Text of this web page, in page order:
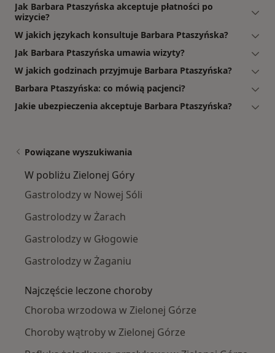
Jak Barbara Ptaszyńska akceptuje płatności po
wizycie?
W jakich językach konsultuje Barbara Ptaszyńska?
Jak Barbara Ptaszyńska umawia wizyty?
W jakich godzinach przyjmuje Barbara Ptaszyńska?
Barbara Ptaszyńska: co mówią pacjenci?
Jakie ubezpieczenia akceptuje Barbara Ptaszyńska?
Powiązane wyszukiwania
W pobliżu Zielonej Góry
Gastrolodzy w Nowej Sóli
Gastrolodzy w Żarach
Gastrolodzy w Głogowie
Gastrolodzy w Żaganiu
Najczęście leczone choroby
Choroba wrzodowa w Zielonej Górze
Choroby wątroby w Zielonej Górze